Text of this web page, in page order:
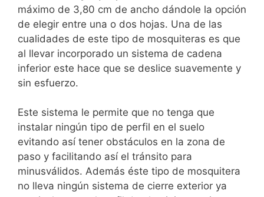
máximo de 3,80 cm de ancho dándole la opción
de elegir entre una o dos hojas. Una de las
cualidades de este tipo de mosquiteras es que
al llevar incorporado un sistema de cadena
inferior este hace que se deslice suavemente y
sin esfuerzo.
Este sistema le permite que no tenga que
instalar ningún tipo de perfil en el suelo
evitando así tener obstáculos en la zona de
paso y facilitando así el tránsito para
minusválidos. Además éste tipo de mosquitera
no lleva ningún sistema de cierre exterior ya